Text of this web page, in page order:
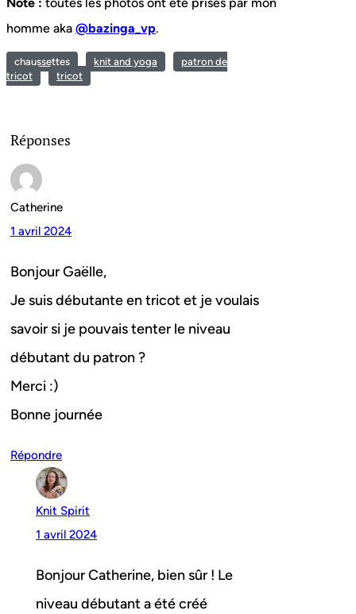
Note : toutes les photos ont été prises par mon
homme aka @bazinga_vp.
chaussettes knit and yoga
patron de
tricot
tricot
Réponses
Catherine
1 avril 2024
Bonjour Gaëlle,
Je suis débutante en tricot et je voulais
savoir si je pouvais tenter le niveau
débutant du patron ?
Merci :)
Bonne journée
Répondre
Knit Spirit
1 avril 2024
Bonjour Catherine, bien sûr ! Le
niveau débutant a été créé